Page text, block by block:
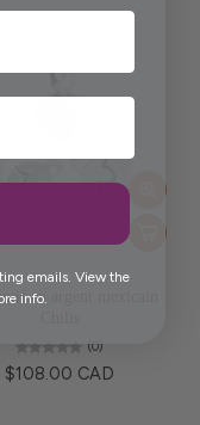
en argent mexicain
(0)
$108.00 CAD
emails. View the
info.